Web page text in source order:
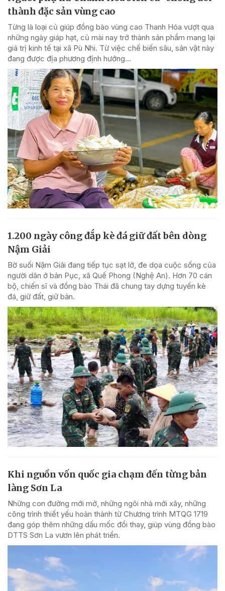
thành đặc sản vùng cao
Từng là loại củ giúp đồng bào vùng cao Thanh Hóa vượt qua
những ngày giáp hạt, củ mài nay trở thành sản phẩm mang lại
giá trị kinh tế tại xã Pù Nhi. Từ việc chế biến sâu, sản vật này
đang được địa phương định hướng...
1.200 ngày công đắp kè đá giữ đất bên dòng
Nậm Giải
Bờ suối Nậm Giải đang tiếp tục sạt lở, đe dọa cuộc sống của
người dân ở bản Pục, xã Quế Phong (Nghệ An). Hơn 70 cán
bộ, chiến sĩ và đồng bào Thái đã chung tay dựng tuyến kè
đá, giữ đất, giữ bản.
Khi nguồn vốn quốc gia chạm đến từng bản
làng Sơn La
Những con đường mới mở, những ngôi nhà mới xây, những
công trình thiết yếu hoàn thành từ Chương trình MTQG 1719
đang góp thêm những dấu mốc đổi thay, giúp vùng đồng bào
DTTS Sơn La vươn lên phát triển.